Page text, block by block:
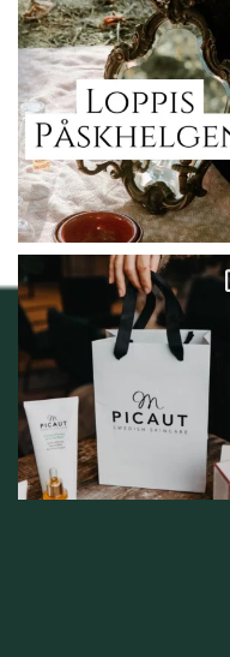
Vi skall ha loppis!
I Vellnez anda;...
6 0
Vellnez – din
samlingsplats för
personlig handel i
12 0